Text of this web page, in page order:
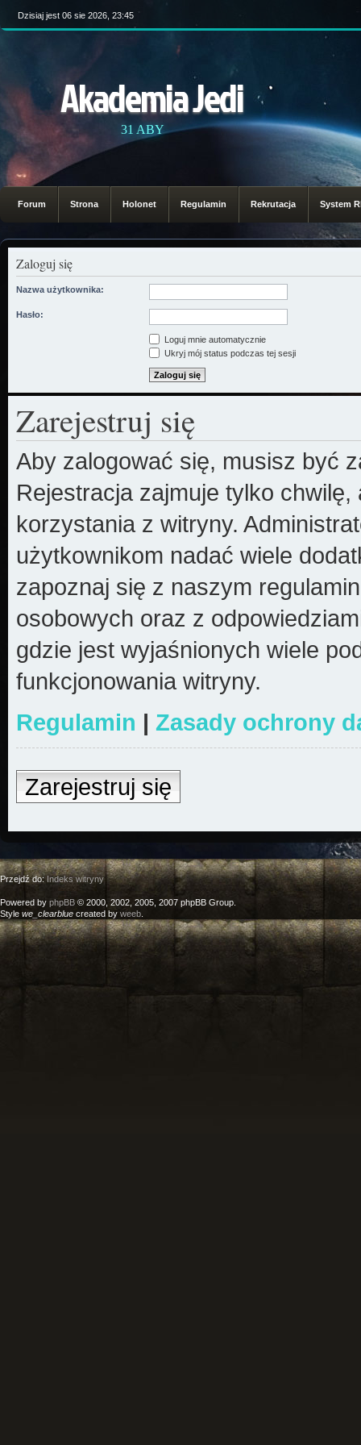
Dzisiaj jest 06 sie 2026, 23:45
Akademia Jedi
31 ABY
Forum Strona Holonet Regulamin Rekrutacja System
Zaloguj się
Nazwa użytkownika:
Hasło:
Loguj mnie automatycznie
Ukryj mój status podczas tej sesji
Zarejestruj się
Aby zalogować się, musisz być
Rejestracja zajmuje tylko
korzystania z witryny.
użytkownikom nadać wiele
zapoznaj się z naszym
osobowych oraz z
gdzie jest wyjaśnionych wiele
funkcjonowania witryny.
Regulamin | Zasady ochrony
Zarejestruj się
Przejdź do:Indeks witryny
Powered by phpBB © 2000, 2002, 2005, 2007 phpBB Group.
Style we_clearblue created by weeb